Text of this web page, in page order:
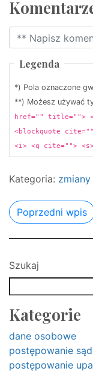
Legenda
*) Pola oznaczone
**) Możesz używać
href="" title="">
<blockquote
<i> <q cite="">
Kategoria:
Poprzedni wpis
Szukaj
Kategorie
dane osobowe
postępowanie
postępowanie